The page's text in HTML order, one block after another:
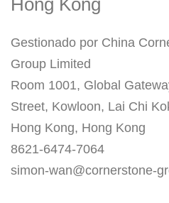
Hong Kong
Gestionado por China
Group Limited
Room 1001, Global
Street, Kowloon, Lai Chi
Hong Kong, Hong Kong
8621-6474-7064
simon-wan@cornerstone-